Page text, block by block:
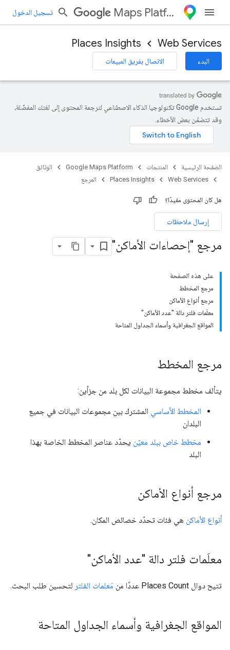
Maps Platform تسجيل الدخول
Web Services
Places Insights
البدء الاتصال بفريق المبيعات
تستخدم Google تكنولوجيا الذكاء الاصطناعي لترجمة المحتوى إلى لغتك المفضّلة،
وقد تتضمّن بعض الأخطاء.
الصفحة الرئيسية المنتجات Google Maps Platform
الوثائق
Web Services
Places Insights المرجع
هل كان المحتوى مفيدًا؟
إرسال ملاحظات
مرجع "إحصاءات الأماكن"
على هذه الصفحة
مرجع المخطط
مرجع أنواع الأماكن
معلَمات فلتر دالة "عدد الأماكن"
المواقع الجغرافية وأسماء الجداول المتاحة
مرجع المخطط
يتألف مخطط مجموعة البيانات لكل بلد من جزأين:
المخطط الأساسي المشترك بين مجموعات البيانات في جميع
البلدان
مخطط خاص ببلد معيّن يحدّد عناصر المخطط الخاصة بهذا
البلد
مرجع أنواع الأماكن
أنواع الأماكن هي فئات تحدّد خصائص المكان.
معلَمات فلتر دالة "عدد الأماكن"
تتيح دوال Places Count عددًا من مَعلمات الفلتر لتحسين طلب البحث.
المواقع الجغرافية وأسماء الجداول المتاحة